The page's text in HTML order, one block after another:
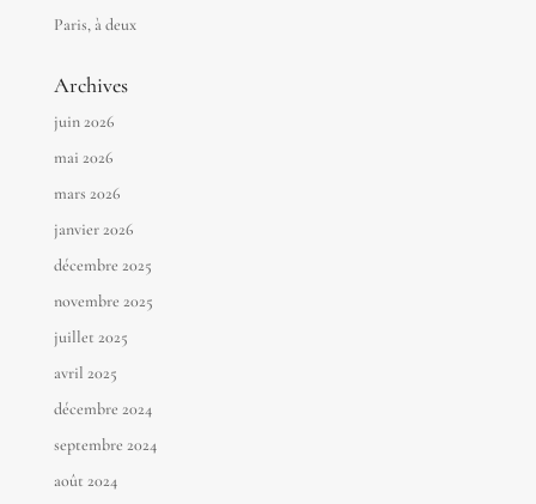
Paris, à deux
Archives
juin 2026
mai 2026
mars 2026
janvier 2026
décembre 2025
novembre 2025
juillet 2025
avril 2025
décembre 2024
septembre 2024
août 2024